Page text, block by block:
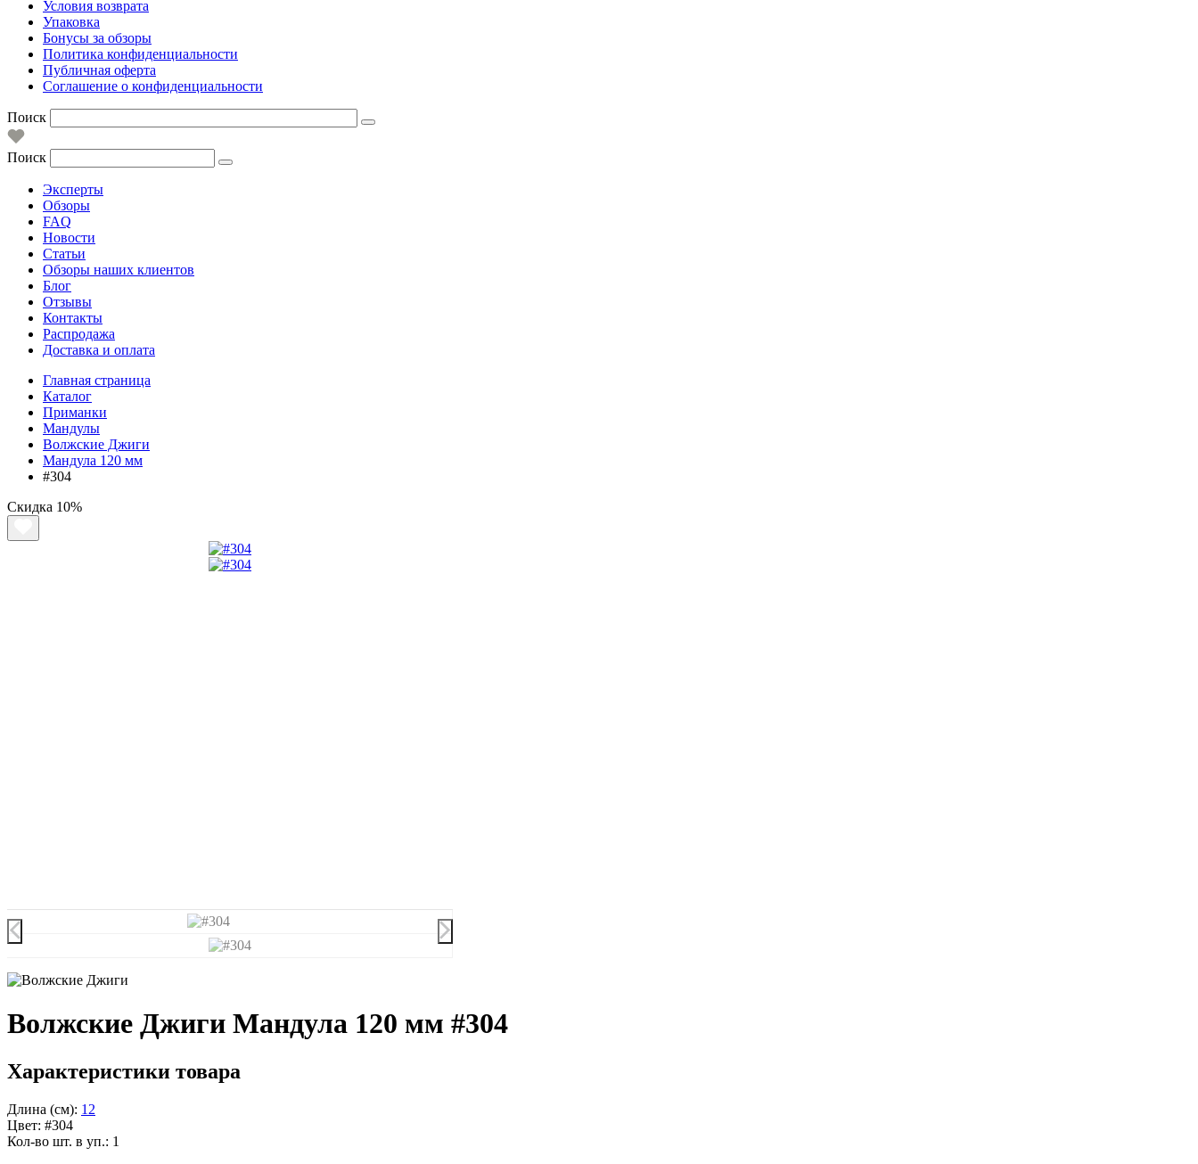
Условия возврата
Упаковка
Бонусы за обзоры
Политика конфиденциальности
Публичная оферта
Соглашение о конфиденциальности
Поиск
Поиск
Эксперты
Обзоры
FAQ
Новости
Статьи
Обзоры наших клиентов
Блог
Отзывы
Контакты
Распродажа
Доставка и оплата
Главная страница
Каталог
Приманки
Мандулы
Волжские Джиги
Мандула 120 мм
#304
Скидка 10%
Волжские Джиги Мандула 120 мм #304
Характеристики товара
Длина (см): 12
Цвет: #304
Кол-во шт. в уп.: 1